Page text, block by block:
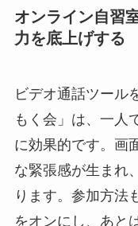
オンライン自習
力を底上げする
ビデオ通話ツール
もく会」は、一人
に効果的です。画
な緊張感が生まれ
ります。参加方法
をオンにし、あと